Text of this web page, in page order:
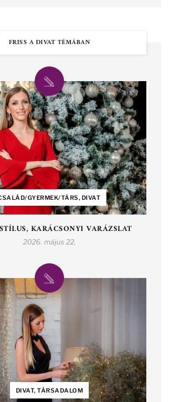
FRISS A DIVAT TÉMÁBAN
GYERMEK/TÁRS, DIVAT
KARÁCSONYI VARÁZSLAT
2026. május 22.
DIVAT, TÁRSADALOM